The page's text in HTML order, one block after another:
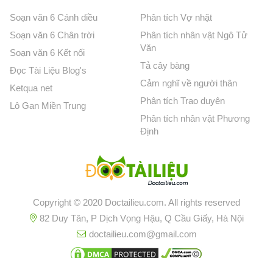
Soạn văn 6 Cánh diều
Soạn văn 6 Chân trời
Soạn văn 6 Kết nối
Đọc Tài Liệu Blog's
Ketqua net
Lô Gan Miền Trung
Phân tích Vợ nhặt
Phân tích nhân vật Ngô Tử
Văn
Tả cây bàng
Cảm nghĩ về người thân
Phân tích Trao duyên
Phân tích nhân vật Phương
Định
Copyright © 2020 Doctailieu.com. All rights reserved
82 Duy Tân, P Dịch Vọng Hậu, Q Cầu Giấy, Hà Nội
doctailieu.com@gmail.com